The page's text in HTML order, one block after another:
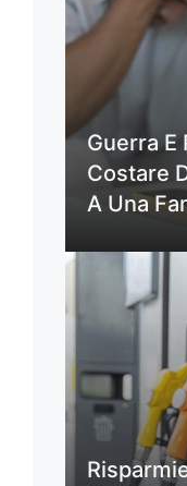
Guerra E
Costare
A Una